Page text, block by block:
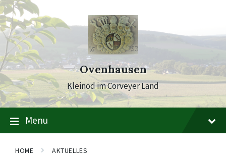
Skip
to
content
Skip
to
main
navigation
Skip
to
footer
Ovenhausen
Kleinod im Corveyer Land
Menu
HOME AKTUELLES